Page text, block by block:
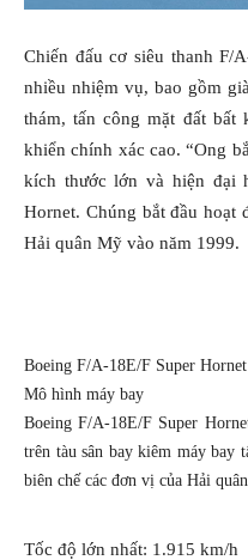
Chiến đấu cơ siêu thanh F/
nhiều nhiệm vụ, bao gồm
thám, tấn công mặt đất
khiển chính xác cao. “Ong
kích thước lớn và hiện đại
Hornet. Chúng bắt đầu hoạt
Hải quân Mỹ vào năm 1999.
Boeing F/A-18E/F Super Hornet
Mô hình máy bay
Boeing F/A-18E/F Super
trên tàu sân bay kiêm máy bay
biên chế các đơn vị của Hải
Tốc độ lớn nhất: 1.915 km/h